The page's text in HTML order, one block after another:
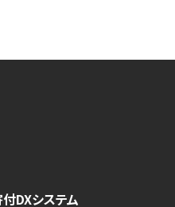
DXシステム